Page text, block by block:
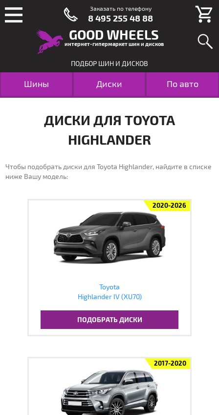
GOOD WHEELS
интернет-гипермаркет шин и дисков
ПОДБОР ШИН И ДИСКОВ
Шины Диски По авто
ДИСКИ ДЛЯ TOYOTA
HIGHLANDER
Чтобы подобрать диски для Toyota Highlander, найдите в списке
ниже Вашу модель:
2020-2026
Toyota
Highlander IV (XU70)
ПОДОБРАТЬ ДИСКИ
2017-2020
Заказать по телефону
8 495 255 48 88